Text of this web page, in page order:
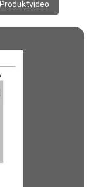
Produktvideo